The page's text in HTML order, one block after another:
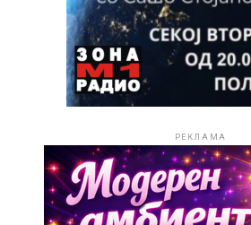
НЕ ПРОПУШТАЈТЕ
Теа Таировиќ доаѓа во Скопје за
концерт на 15 ноември 2025
РЕКЛАМА